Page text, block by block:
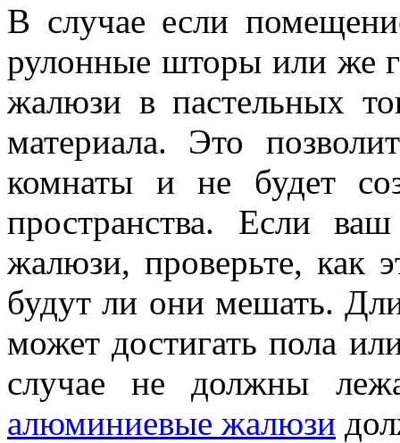
В случае если
рулонные шторы или же
жалюзи в пастельных
материала. Это
комнаты и не будет
пространства. Если
жалюзи, проверьте, как
будут ли они мешать.
может достигать пола
случае не должны
алюминиевые жалюзи